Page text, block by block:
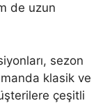
de uzun
sezon
klasik ve
çeşitli